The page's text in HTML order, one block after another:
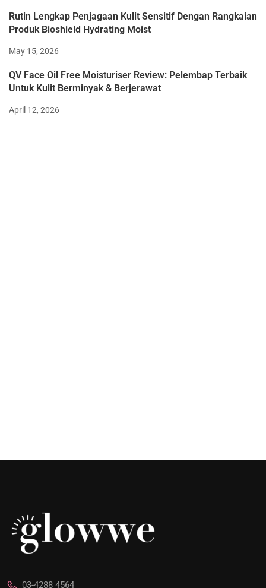
Rutin Lengkap Penjagaan Kulit Sensitif Dengan Rangkaian
Produk Bioshield Hydrating Moist
May 15, 2026
QV Face Oil Free Moisturiser Review: Pelembap Terbaik
Untuk Kulit Berminyak & Berjerawat
April 12, 2026
03-4288 4564